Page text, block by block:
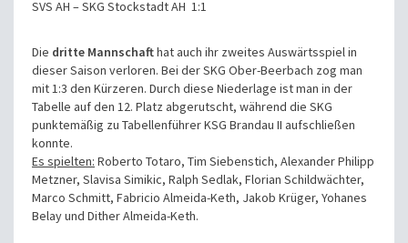
SVS AH – SKG Stockstadt AH 1:1
Die dritte Mannschafthat auch ihr zweites Auswärtsspiel in
dieser Saison verloren. Bei der SKG Ober-Beerbach zog man
mit 1:3 den Kürzeren. Durch diese Niederlage ist man in der
Tabelle auf den 12. Platz abgerutscht, während die SKG
punktemäßig zu Tabellenführer KSG Brandau II aufschließen
konnte.
Es spielten: Roberto Totaro, Tim Siebenstich, Alexander Philipp
Metzner, Slavisa Simikic, Ralph Sedlak, Florian Schildwächter,
Marco Schmitt, Fabricio Almeida-Keth, Jakob Krüger, Yohanes
Belay und Dither Almeida-Keth.